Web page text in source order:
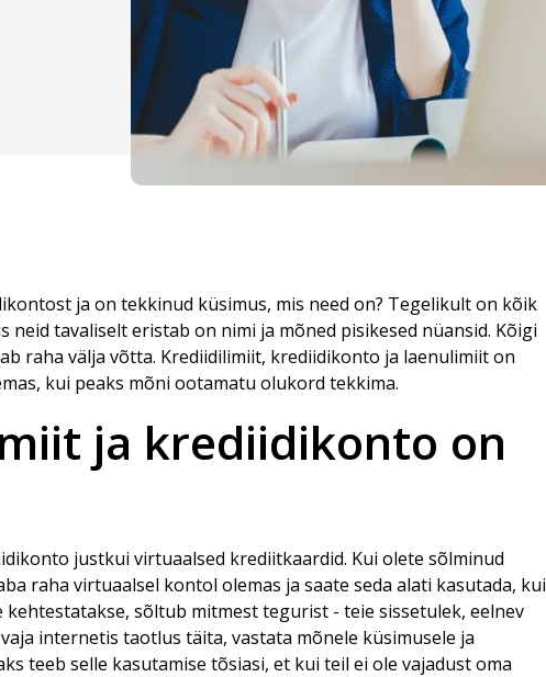
ja on tekkinud küsimus, mis need on? Tegelikult on kõik
tavaliselt eristab on nimi ja mõned pisikesed nüansid. Kõigi
raha välja võtta. Krediidilimiit, krediidikonto ja laenulimiit on
kui peaks mõni ootamatu olukord tekkima.
ja krediidikonto on
justkui virtuaalsed krediitkaardid. Kui olete sõlminud
raha virtuaalsel kontol olemas ja saate seda alati kasutada, kui
sõltub mitmest tegurist - teie sissetulek, eelnev
internetis taotlus täita, vastata mõnele küsimusele ja
teeb selle kasutamise tõsiasi, et kui teil ei ole vajadust oma